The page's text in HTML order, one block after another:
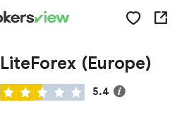
LiteForex (Europe)
5.4